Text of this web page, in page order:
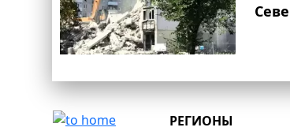
РЕГИОНЫ